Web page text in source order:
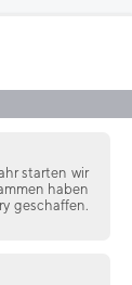
starten wir
haben
geschaffen.